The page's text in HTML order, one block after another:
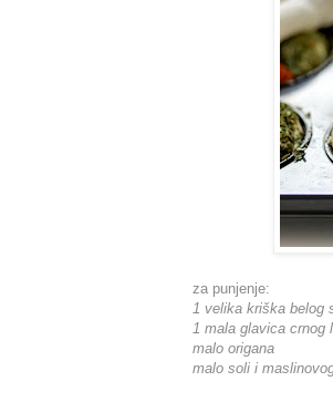
za punjenje:
1 velika kriška belog
1 mala glavica crnog
malo origana
malo soli i